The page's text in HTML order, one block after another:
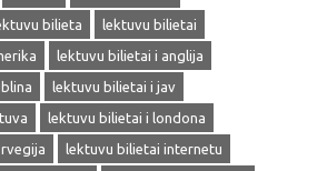
bilieta
lektuvu bilietai
lektuvu bilietai i anglija
lektuvu bilietai i jav
lektuvu bilietai i londona
lektuvu bilietai internetu